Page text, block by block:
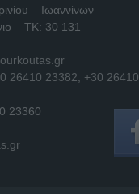
– Ιωαννίνων
– ΤΚ: 30 131
26410 23382
+30 26410
23360